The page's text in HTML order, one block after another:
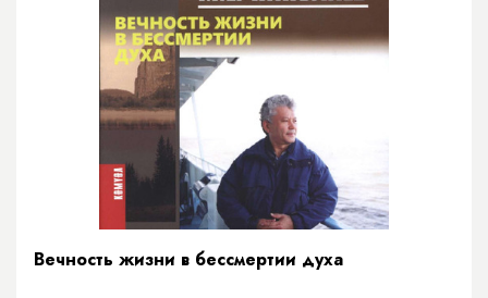
Вечность жизни в бессмертии духа